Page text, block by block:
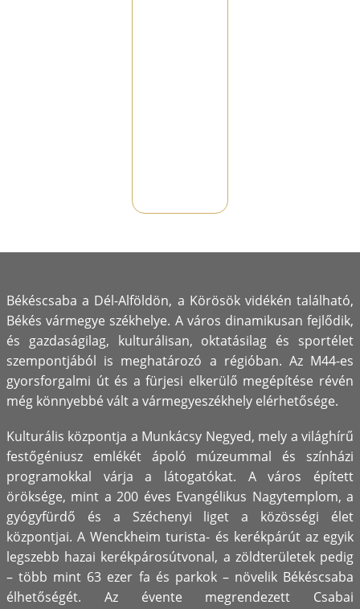
Bemutató
Békéscsaba a Dél-Alföldön, a Körösök vidékén található,
Békés vármegye székhelye. A város dinamikusan fejlődik,
és gazdaságilag, kulturálisan, oktatásilag és sportélet
szempontjából is meghatározó a régióban. Az M44-es
gyorsforgalmi út és a fürjesi elkerülő megépítése révén
még könnyebbé vált a vármegyeszékhely elérhetősége.
Kulturális központja a Munkácsy Negyed, mely a világhírű
festőgéniusz emlékét ápoló múzeummal és színházi
programokkal várja a látogatókat. A város épített
öröksége, mint a 200 éves Evangélikus Nagytemplom, a
gyógyfürdő és a Széchenyi liget a közösségi élet
központjai. A Wenckheim turista- és kerékpárút az egyik
legszebb hazai kerékpárosútvonal, a zöldterületek pedig
– több mint 63 ezer fa és parkok – növelik Békéscsaba
élhetőségét. Az évente megrendezett Csabai